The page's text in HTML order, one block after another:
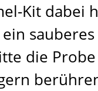
Kit dabei
die